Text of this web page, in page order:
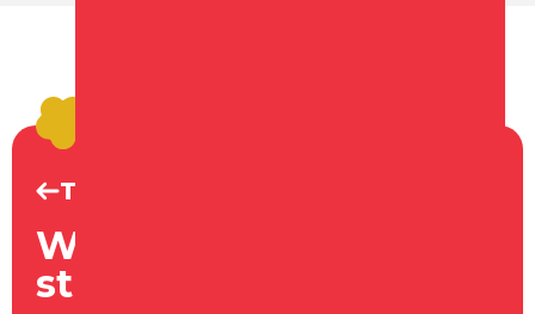
Terug naar Winkelen
Winkelcentrum en -
straten in Schagen